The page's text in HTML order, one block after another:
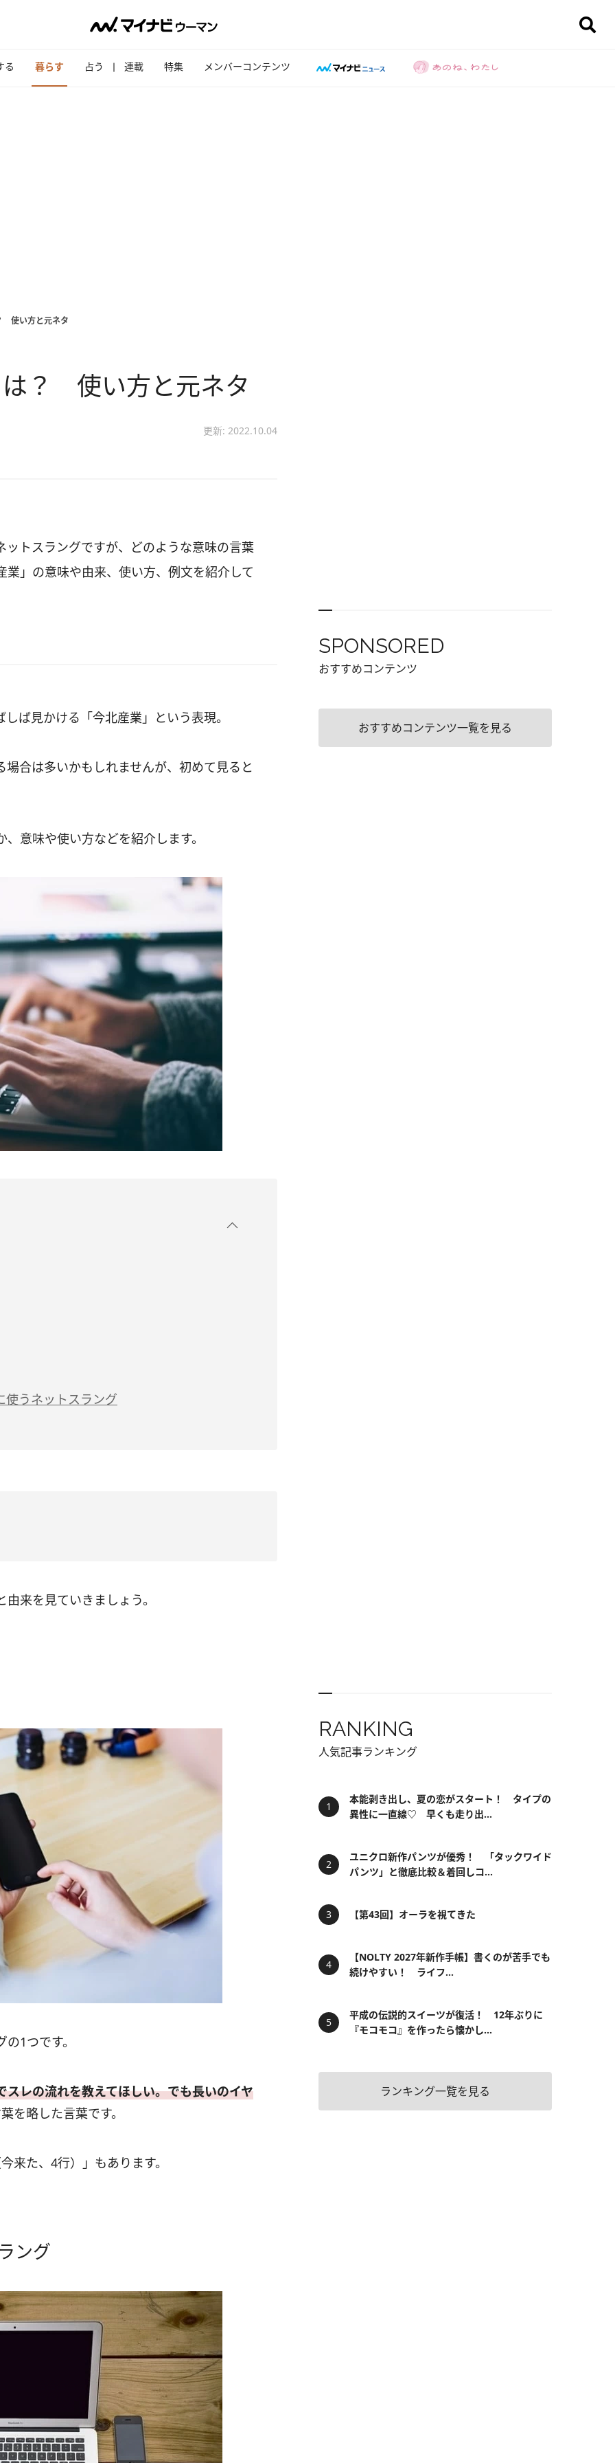
る 暮らす 占う 連載 特集 メンバーコンテンツ
使い方と元ネタ
？ 使い方と元ネタ
更新: 2022.10.04
トスラングですが、どのような意味の言葉
」の意味や由来、使い方、例文を紹介して
ば見かける「今北産業」という表現。
合は多いかもしれませんが、初めて見ると
意味や使い方などを紹介します。
使うネットスラング
来を見ていきましょう。
1つです。
レの流れを教えてほしい。でも長いのイヤ
を略した言葉です。
来た、4行）」もあります。
ング
SPONSORED
おすすめコンテンツ
おすすめコンテンツ一覧を見る
RANKING
人気記事ランキング
本能剥き出し、夏の恋がスタート！ タイプの
異性に一直線♡ 早くも走り出...
ユニクロ新作パンツが優秀！ 「タックワイド
パンツ」と徹底比較＆着回しコ...
【第43回】オーラを視てきた
【NOLTY 2027年新作手帳】書くのが苦手でも
続けやすい！ ライフ...
平成の伝説的スイーツが復活！ 12年ぶりに
『モコモコ』を作ったら懐かし...
ランキング一覧を見る